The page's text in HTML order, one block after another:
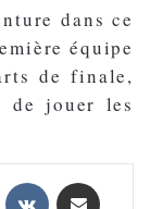
dans ce
équipe
de finale,
de jouer les